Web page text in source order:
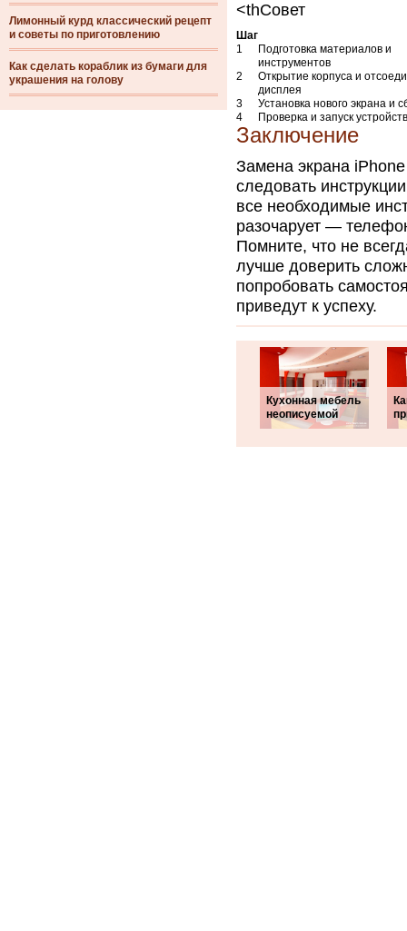
Лимонный курд классический рецепт
и советы по приготовлению
Как сделать кораблик из бумаги для
украшения на голову
<thСовет
Шаг
1
Подготовка материалов и
инструментов
2
Открытие корпуса и
дисплея
3
Установка нового экрана и
4
Проверка и запуск
Заключение
Замена экрана
следовать
все необходимые
разочарует —
Помните, что не
лучше доверить
попробовать
приведут к успеху.
Кухонная мебель
неописуемой